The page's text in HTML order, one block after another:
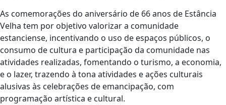
As comemorações do aniversário de 66 anos de Estância
Velha tem por objetivo valorizar a comunidade
estanciense, incentivando o uso de espaços públicos, o
consumo de cultura e participação da comunidade nas
atividades realizadas, fomentando o turismo, a economia,
e o lazer, trazendo à tona atividades e ações culturais
alusivas às celebrações de emancipação, com
programação artística e cultural.